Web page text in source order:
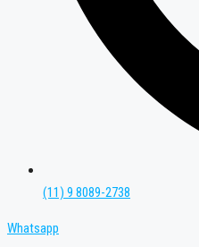
(11) 9 8089-2738
Whatsapp